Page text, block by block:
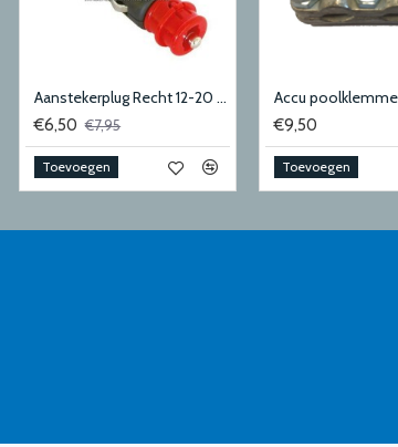
Aanstekerplug Recht 12-20 mm
€6,50 €7,95
Toevoegen
€9,50
Toevoegen